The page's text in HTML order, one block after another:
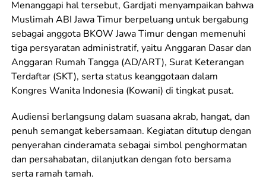
Menanggapi hal tersebut, Gardjati menyampaikan bahwa
Muslimah ABI Jawa Timur berpeluang untuk bergabung
sebagai anggota BKOW Jawa Timur dengan memenuhi
tiga persyaratan administratif, yaitu Anggaran Dasar dan
Anggaran Rumah Tangga (AD/ART), Surat Keterangan
Terdaftar (SKT), serta status keanggotaan dalam
Kongres Wanita Indonesia (Kowani) di tingkat pusat.
Audiensi berlangsung dalam suasana akrab, hangat, dan
penuh semangat kebersamaan. Kegiatan ditutup dengan
penyerahan cinderamata sebagai simbol penghormatan
dan persahabatan, dilanjutkan dengan foto bersama
serta ramah tamah.